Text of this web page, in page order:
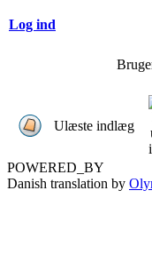
Log ind
Ulæste indlæg
POWERED_BY
Danish translation by